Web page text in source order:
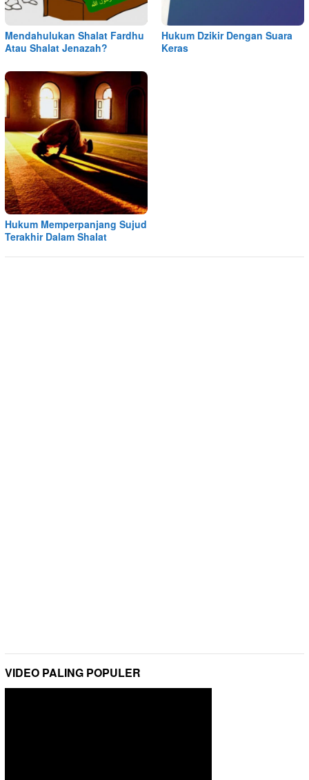
Mendahulukan Shalat Fardhu
Atau Shalat Jenazah?
Hukum Dzikir Dengan Suara
Keras
Hukum Memperpanjang Sujud
Terakhir Dalam Shalat
VIDEO PALING POPULER